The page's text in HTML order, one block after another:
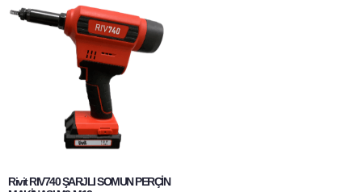
Rivit RIV740 ŞARJLI SOMUN PERÇİN